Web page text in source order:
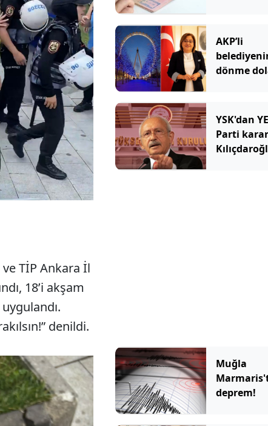
TİP Ankara İl
18’i akşam
denildi.
AKP’li
dönme
yok”
ihaleyi
şirketine
verdiler
YSK'dan
Parti
Muğla
deprem!